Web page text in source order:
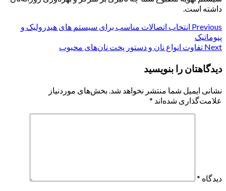
داشته است.
Continue
Reading
Previous انتخاب اتصالات مناسب برای سیستم های هیدرولیک و
پنوماتیک
Next تفاوت انواع نان و دستور پخت نان‌های محبوب
دیدگاهتان را بنویسید
نشانی ایمیل شما منتشر نخواهد شد. بخش‌های موردنیاز
علامت‌گذاری شده‌اند *
دیدگاه *